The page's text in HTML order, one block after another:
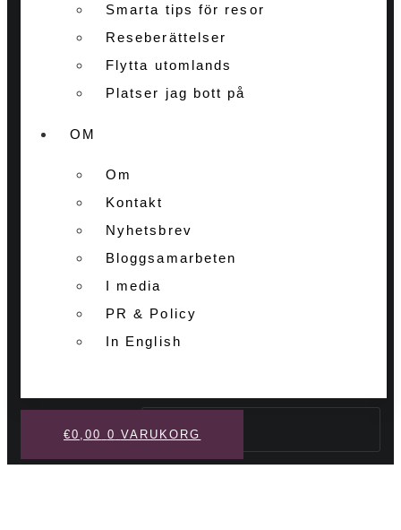
Smarta tips för resor
Reseberättelser
Flytta utomlands
Platser jag bott på
OM
Om
Kontakt
Nyhetsbrev
Bloggsamarbeten
I media
PR & Policy
In English
Sök
€0,00 0 VARUKORG